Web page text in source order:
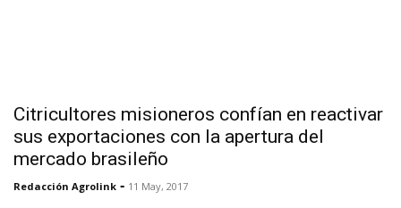
Citricultores misioneros confían en reactivar
sus exportaciones con la apertura del
mercado brasileño
Redacción Agrolink - 11 May, 2017